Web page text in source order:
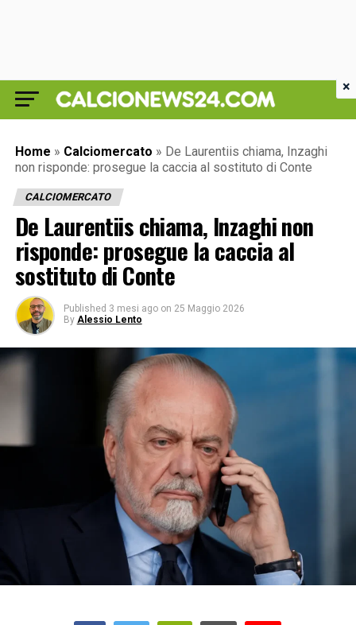
Home » Calciomercato » De Laurentiis chiama, Inzaghi
non risponde: prosegue la caccia al sostituto di Conte
CALCIOMERCATO
De Laurentiis chiama, Inzaghi non
risponde: prosegue la caccia al
sostituto di Conte
Published 3 mesi ago on 25 Maggio 2026
By Alessio Lento
×